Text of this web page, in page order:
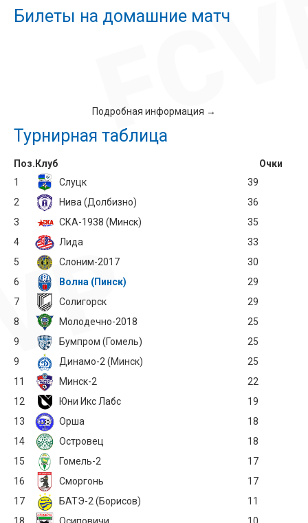
Билеты на домашние матч
Подробная информация →
Турнирная таблица
Поз. Клуб
Очки
1
Слуцк
39
2
Нива (Долбизно)
36
3
СКА-1938 (Минск)
35
4
Лида
33
5
Слоним-2017
30
6
Волна (Пинск)
29
7
Солигорск
29
8
Молодечно-2018
25
9
Бумпром (Гомель)
25
9
Динамо-2 (Минск)
25
11
Минск-2
22
12
Юни Икс Лабс
19
13
Орша
18
14
Островец
18
15
Гомель-2
17
16
Сморгонь
17
17
БАТЭ-2 (Борисов)
11
18
Осиповичи 10